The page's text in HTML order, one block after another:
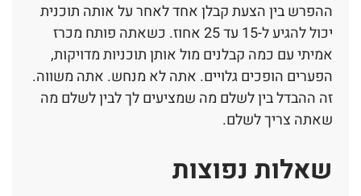
ההפרש בין הצעת קבלן אחד לאחר על אותה תוכנית
יכול להגיע ל-15 עד 25 אחוז. כשאתה פותח מכרז
אמיתי עם כמה קבלנים מול אותן תוכניות מדויקות,
הפערים הופכים גלויים. אתה לא מנחש. אתה משווה.
זה ההבדל בין לשלם מה שמציעים לך לבין לשלם מה
שאתה צריך לשלם.
שאלות נפוצות